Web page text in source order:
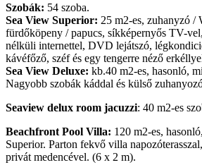
Szobák: 54 szoba.
Sea View Superior: 25 m2-es, zuhanyzó /
fürdőköpeny / papucs, síkképernyős TV-
nélküli internettel, DVD lejátszó,
kávéfőző, széf és egy tengerre néző
Sea View Deluxe: kb.40 m2-es, hasonló,
Nagyobb szobák káddal és külső
Seaview delux room jacuzzi: 40 m2-es
Beachfront Pool Villa: 120 m2-es,
Superior. Parton fekvő villa
privát medencével. (6 x 2 m).